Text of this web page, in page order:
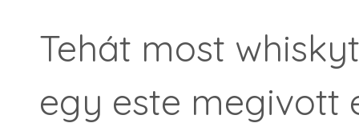
Tehát most
egy este megivott